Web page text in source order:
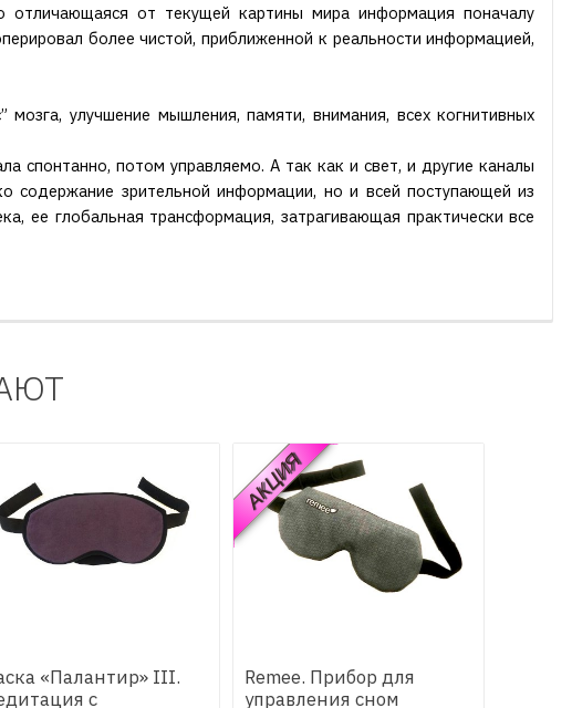
отличающаяся от текущей картины мира информация поначалу
более чистой, приближенной к реальности информацией,
улучшение мышления, памяти, внимания, всех когнитивных
спонтанно, потом управляемо. А так как и свет, и другие каналы
содержание зрительной информации, но и всей поступающей из
ее глобальная трансформация, затрагивающая практически все
«Палантир» III.
с
АКЦИЯ
Remee. Прибор для
управления сном